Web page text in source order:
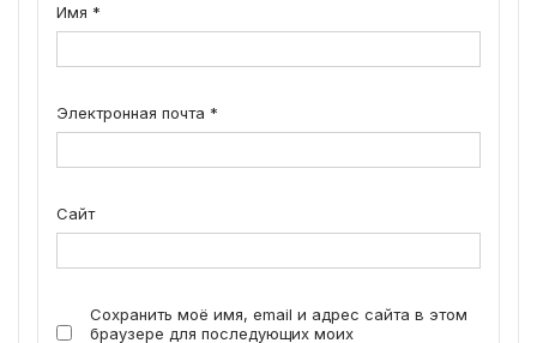
Имя *
Электронная почта *
Сайт
Сохранить моё имя, email и адрес сайта в этом
браузере для последующих моих